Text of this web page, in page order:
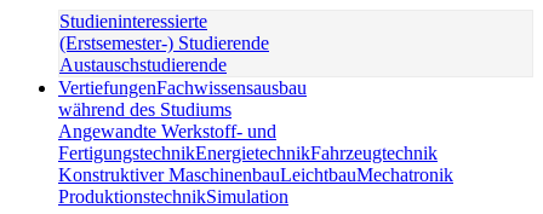
Studieninteressierte
(Erstsemester-) Studierende
Austauschstudierende
VertiefungenFachwissensausbau
während des Studiums
Angewandte Werkstoff- und
FertigungstechnikEnergietechnikFahrzeugtechnik
Konstruktiver MaschinenbauLeichtbauMechatronik
ProduktionstechnikSimulation